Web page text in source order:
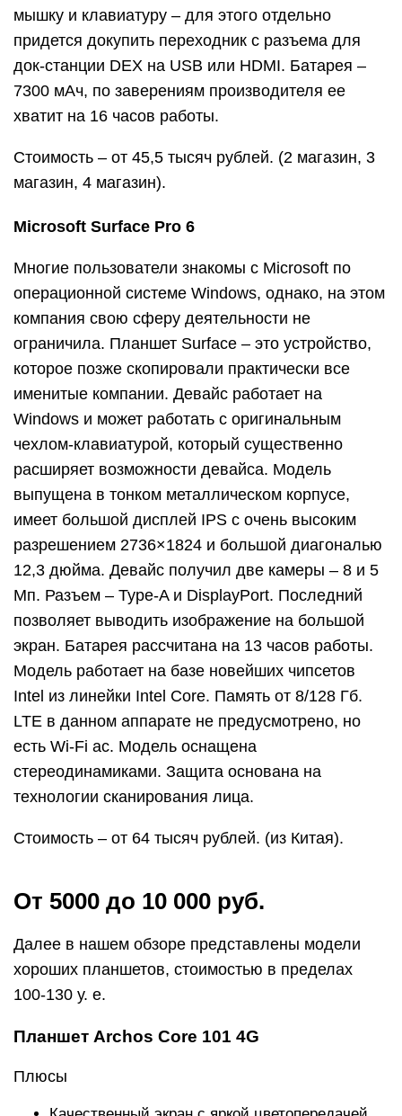
мышку и клавиатуру – для этого отдельно
придется докупить переходник с разъема для
док-станции DEX на USB или HDMI. Батарея –
7300 мАч, по заверениям производителя ее
хватит на 16 часов работы.
Стоимость – от 45,5 тысяч рублей. (2 магазин, 3
магазин, 4 магазин).
Microsoft Surface Pro 6
Многие пользователи знакомы с Microsoft по
операционной системе Windows, однако, на этом
компания свою сферу деятельности не
ограничила. Планшет Surface – это устройство,
которое позже скопировали практически все
именитые компании. Девайс работает на
Windows и может работать с оригинальным
чехлом-клавиатурой, который существенно
расширяет возможности девайса. Модель
выпущена в тонком металлическом корпусе,
имеет большой дисплей IPS с очень высоким
разрешением 2736×1824 и большой диагональю
12,3 дюйма. Девайс получил две камеры – 8 и 5
Мп. Разъем – Type-A и DisplayPort. Последний
позволяет выводить изображение на большой
экран. Батарея рассчитана на 13 часов работы.
Модель работает на базе новейших чипсетов
Intel из линейки Intel Core. Память от 8/128 Гб.
LTE в данном аппарате не предусмотрено, но
есть Wi-Fi ac. Модель оснащена
стереодинамиками. Защита основана на
технологии сканирования лица.
Стоимость – от 64 тысяч рублей. (из Китая).
От 5000 до 10 000 руб.
Далее в нашем обзоре представлены модели
хороших планшетов, стоимостью в пределах
100-130 у. е.
Планшет Archos Core 101 4G
Плюсы